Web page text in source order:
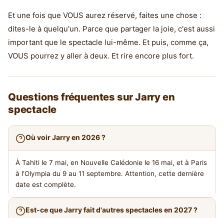
Et une fois que VOUS aurez réservé, faites une chose :
dites-le à quelqu'un. Parce que partager la joie, c'est aussi
important que le spectacle lui-même. Et puis, comme ça,
VOUS pourrez y aller à deux. Et rire encore plus fort.
Questions fréquentes sur Jarry en
spectacle
Où voir Jarry en 2026 ?
À Tahiti le 7 mai, en Nouvelle Calédonie le 16 mai, et à Paris
à l'Olympia du 9 au 11 septembre. Attention, cette dernière
date est complète.
Est-ce que Jarry fait d'autres spectacles en 2027 ?